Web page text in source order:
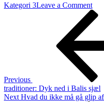
Kategori 3Leave a Commenton
Yoga
og
Indlægsnavigation
Previous
traditioner: Dyk ned i Balis sjæl
Next
Next Hvad du ikke må gå glip